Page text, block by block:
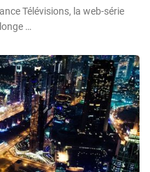
Télévisions, la web-série
…